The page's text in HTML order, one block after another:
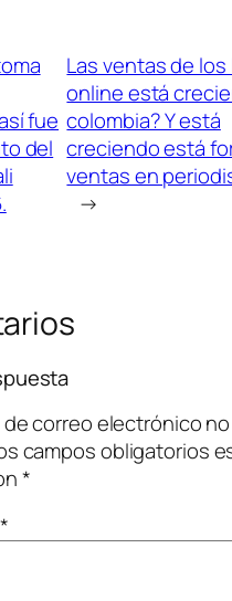
fue
del
Las ventas de los
online está
colombia? Y está
creciendo está
ventas en
→
correo electrónico
campos obligatorios
*
*